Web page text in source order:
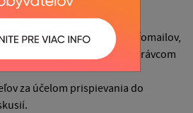
prípadoch:
za účelom odoberania infomailov,
webex.digital, s.r.o. správcom
za účelom prispievania do